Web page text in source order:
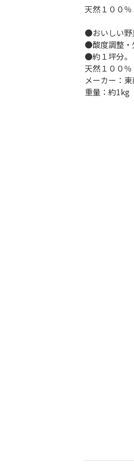
天然１００
●おいしい野
●酸度調整・
●約１坪分。
天然１００
メーカー：
重量：約1kg